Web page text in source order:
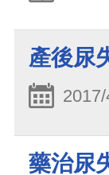
產後尿
藥治尿